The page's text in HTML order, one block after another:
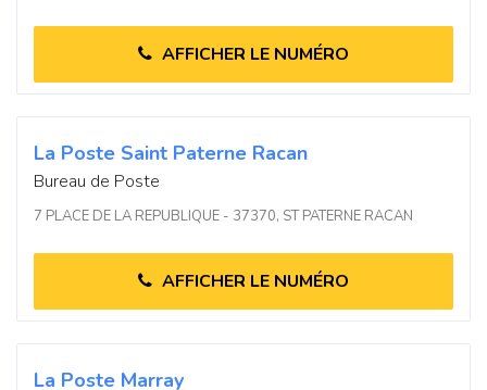
AFFICHER LE NUMÉRO
La Poste Saint Paterne Racan
Bureau de Poste
7 PLACE DE LA REPUBLIQUE - 37370, ST PATERNE RACAN
AFFICHER LE NUMÉRO
La Poste Marray